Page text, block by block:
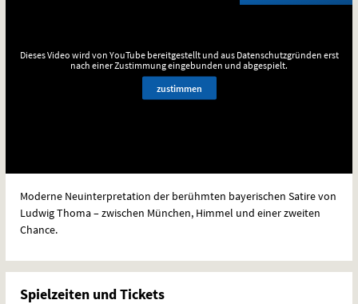
Dieses Video wird von YouTube bereitgestellt und aus Datenschutzgründen erst
nach einer Zustimmung eingebunden und abgespielt.
zustimmen
Moderne Neuinterpretation der berühmten bayerischen Satire von
Ludwig Thoma – zwischen München, Himmel und einer zweiten
Chance.
Spielzeiten und Tickets